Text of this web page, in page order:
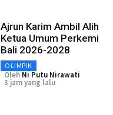
Ajrun Karim Ambil Alih
Ketua Umum Perkemi
Bali 2026-2028
OLIMPIK
Oleh Ni Putu Nirawati
3 jam yang lalu